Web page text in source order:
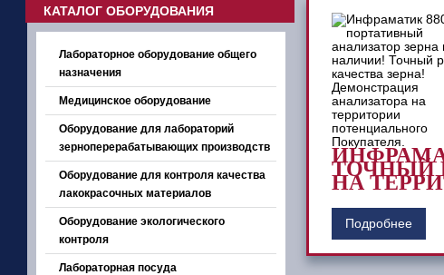
КАТАЛОГ ОБОРУДОВАНИЯ
Лабораторное оборудование общего
назначения
Медицинское оборудование
Оборудование для лабораторий
зерноперерабатывающих производств
Оборудование для контроля качества
лакокрасочных материалов
Оборудование экологического
контроля
Лабораторная посуда
ТОЧНЫЙ
НА
Подробнее